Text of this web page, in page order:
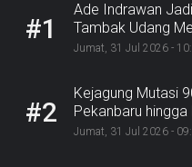
#1
Ade Indrawan
Tambak Udang
Jumat, 31 Jul 2026 -
#2
Kejagung Mutasi
Pekanbaru hingga
Jumat, 31 Jul 2026 -